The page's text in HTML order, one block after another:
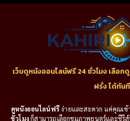
เว็บดูหนังออนไลน์ฟรี 24 ชั่วโมง เลือก
ฝรั่ง ได้ทันที
ดูหนังออนไลน์ฟรีง่ายและสะดวก แค่คุณเข้
ชั่วโมงก็สามารถเลือกชมภาพยนตร์และซีรี